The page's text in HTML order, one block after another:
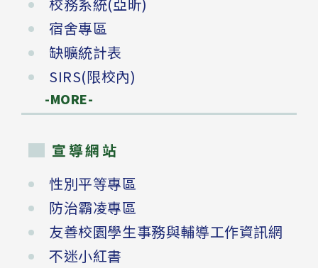
宿舍專區
缺曠統計表
SIRS(限校內)
-MORE-
宣導網站
性別平等專區
防治霸凌專區
友善校園學生事務與輔導工作資訊網
不迷小紅書